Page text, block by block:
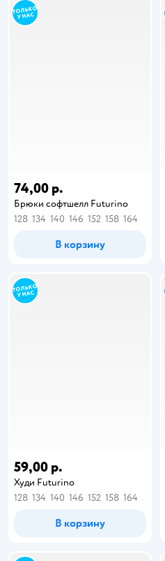
74,00 р.
Брюки софтшелл Futurino
128 134 140 146 152 158 164
В корзину
59,00 р.
Худи Futurino
128 134 140 146 152 158 164
В корзину